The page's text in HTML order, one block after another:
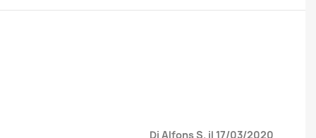
Di Alfons S. il 17/03/2020